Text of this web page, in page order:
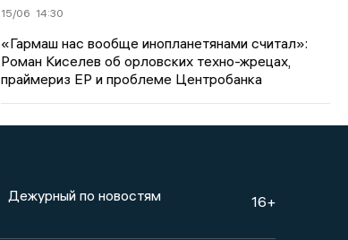
15/06 14:30
«Гармаш нас вообще инопланетянами считал»:
Роман Киселев об орловских техно-жрецах,
праймериз ЕР и проблеме Центробанка
Дежурный по новостям 16+